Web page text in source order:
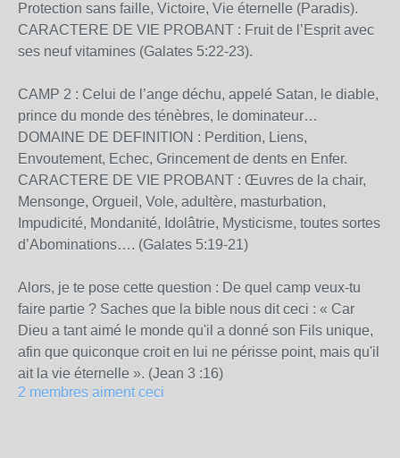
Protection sans faille, Victoire, Vie éternelle (Paradis).
CARACTERE DE VIE PROBANT : Fruit de l’Esprit avec
ses neuf vitamines (Galates 5:22-23).
CAMP 2 : Celui de l’ange déchu, appelé Satan, le diable,
prince du monde des ténèbres, le dominateur…
DOMAINE DE DEFINITION : Perdition, Liens,
Envoutement, Echec, Grincement de dents en Enfer.
CARACTERE DE VIE PROBANT : Œuvres de la chair,
Mensonge, Orgueil, Vole, adultère, masturbation,
Impudicité, Mondanité, Idolâtrie, Mysticisme, toutes sortes
d’Abominations…. (Galates 5:19-21)
Alors, je te pose cette question : De quel camp veux-tu
faire partie ? Saches que la bible nous dit ceci : « Car
Dieu a tant aimé le monde qu'il a donné son Fils unique,
afin que quiconque croit en lui ne périsse point, mais qu'il
ait la vie éternelle ». (Jean 3 :16)
2 membres aiment ceci